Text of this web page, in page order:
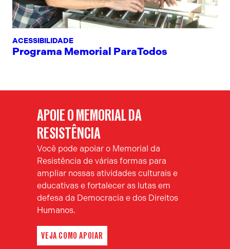
ACESSIBILIDADE
Programa Memorial ParaTodos
APOIE O MEMORIAL DA
RESISTÊNCIA
Você pode apoiar o Memorial da
Resistência de várias formas para
ampliar nossas atividades culturais e
educativas e fortalecer as lutas em
defesa da Democracia e dos Direitos
Humanos.
VEJA COMO APOIAR